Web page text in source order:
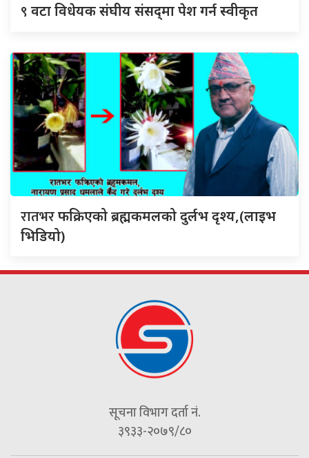
९ वटा विधेयक संघीय संसद्‌मा पेश गर्न स्वीकृत
रातभरफक्रिएको ब्रह्मकमलको दुर्लभ दृश्य,(लाइभ
भिडियो)
सूचना विभाग दर्ता नं.
३९३३-२०७९/८०